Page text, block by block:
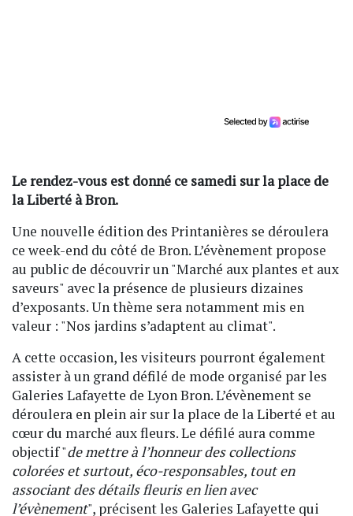
Le rendez-vous est donné ce samedi sur la place de
la Liberté à Bron.
Une nouvelle édition des Printanières se déroulera
ce week-end du côté de Bron. L’évènement propose
au public de découvrir un "Marché aux plantes et aux
saveurs" avec la présence de plusieurs dizaines
d’exposants. Un thème sera notamment mis en
valeur : "Nos jardins s’adaptent au climat".
A cette occasion, les visiteurs pourront également
assister à un grand défilé de mode organisé par les
Galeries Lafayette de Lyon Bron. L’évènement se
déroulera en plein air sur la place de la Liberté et au
cœur du marché aux fleurs. Le défilé aura comme
objectif "de mettre à l’honneur des collections
colorées et surtout, éco-responsables, tout en
associant des détails fleuris en lien avec
l’évènement", précisent les Galeries Lafayette qui